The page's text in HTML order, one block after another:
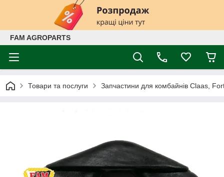
FAM AGROPARTS
Товари та послуги Запчастини для комбайнів Claas,